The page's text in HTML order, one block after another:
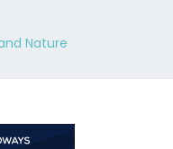
Nature